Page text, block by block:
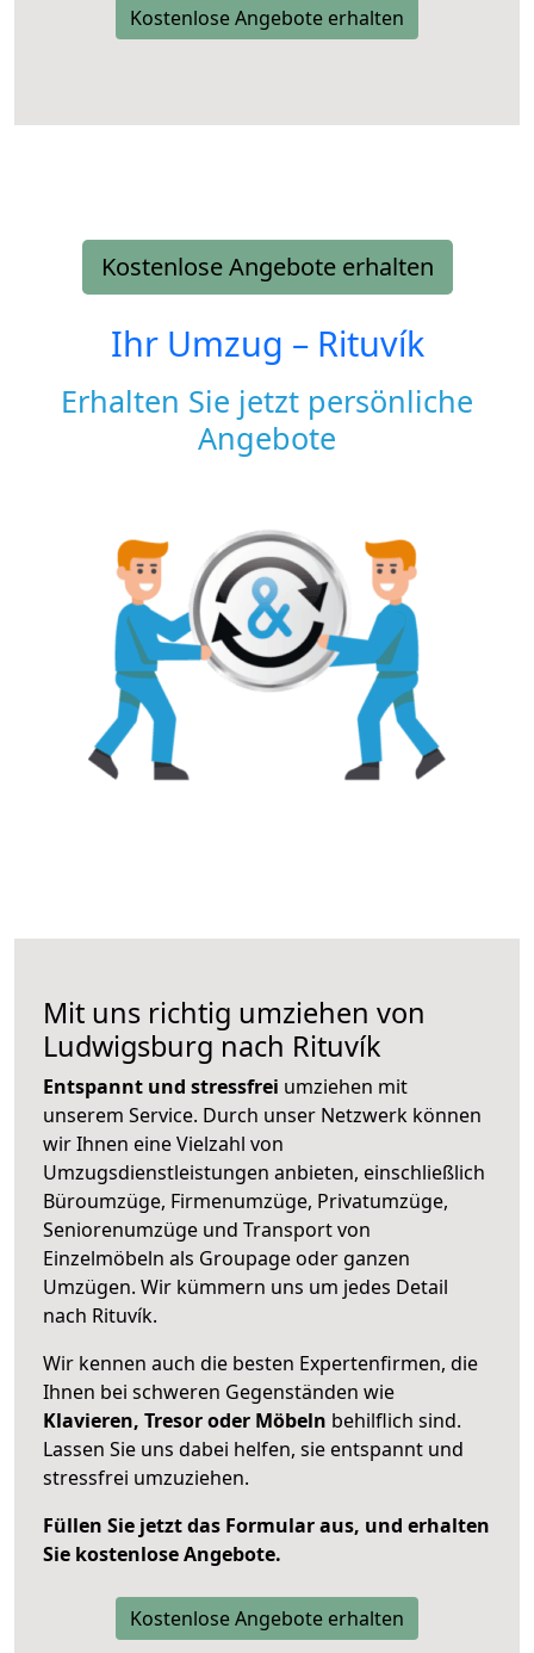
Kostenlose Angebote erhalten
Kostenlose Angebote erhalten
Ihr Umzug – Rituvík
Erhalten Sie jetzt persönliche
Angebote
Mit uns richtig umziehen von
Ludwigsburg nach Rituvík
Entspannt und stressfrei umziehen mit
unserem Service. Durch unser Netzwerk können
wir Ihnen eine Vielzahl von
Umzugsdienstleistungen anbieten, einschließlich
Büroumzüge, Firmenumzüge, Privatumzüge,
Seniorenumzüge und Transport von
Einzelmöbeln als Groupage oder ganzen
Umzügen. Wir kümmern uns um jedes Detail
nach Rituvík.
Wir kennen auch die besten Expertenfirmen, die
Ihnen bei schweren Gegenständen wie
Klavieren, Tresor oder Möbeln behilflich sind.
Lassen Sie uns dabei helfen, sie entspannt und
stressfrei umzuziehen.
Füllen Sie jetzt das Formular aus, und erhalten
Sie kostenlose Angebote.
Kostenlose Angebote erhalten